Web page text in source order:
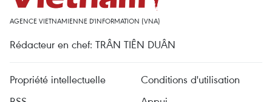
AGENCE VIETNAMIENNE D'INFORMATION (VNA)
Rédacteur en chef: TRÂN TIÊN DUÂN
Propriété intellectuelle
Conditions d'utilisation